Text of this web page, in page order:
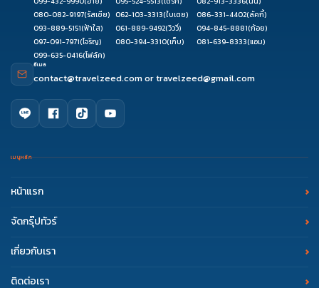
080-082-9197(รัสเซีย) 062-103-3313(ใบเตย) 086-331-4402(ลัคกี้)
093-889-5151(ฟ้าใส) 061-889-9492(วิววี่) 094-845-8881(ก้อย)
097-091-7971(โจริญ) 080-394-3310(เก็บ) 081-639-8333(แอม)
099-635-0416(โฟล์ค)
อีเมล
contact@travelzeed.comortravelzeed@gmail.com
เมนูหลัก
หน้าแรก
จัดกรุ๊ปทัวร์
เกี่ยวกับเรา
ติดต่อเรา